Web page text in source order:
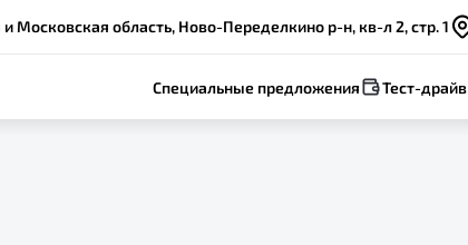
Московская область, Ново-Переделкино р-н, кв-л 2, стр. 1
Специальные предложения Тест-драйв